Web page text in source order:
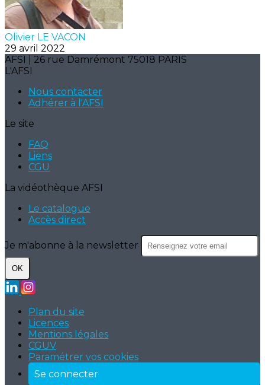
Olivier LE VACON
29 avril 2022
AFSI | 26 rue Damrémont 75018 PARIS
L'AFSI
Nous contacter
Adhérer à l'AFSI
Le site
FAQ
Liens
CGU
La vidéothèque AFSI
Le catalogue
Accès direct
Je m'abonne à la newsletter
OK
Plan du site
Licences
Mentions légales
CGUV
Paramétrer vos cookies
Se connecter